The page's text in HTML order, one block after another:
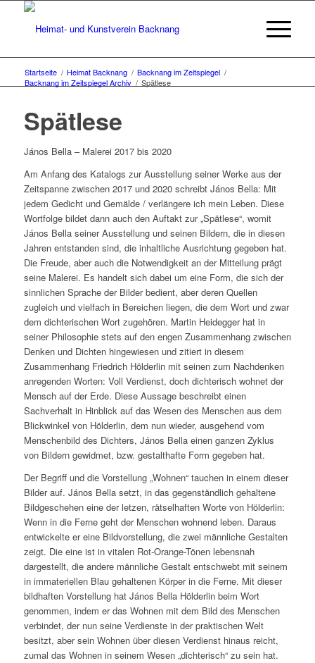
Startseite / Heimat Backnang / Backnang im Zeitspiegel /
Backnang im Zeitspiegel Archiv / Spätlese
Spätlese
János Bella – Malerei 2017 bis 2020
Am Anfang des Katalogs zur Ausstellung seiner Werke aus der
Zeitspanne zwischen 2017 und 2020 schreibt János Bella: Mit
jedem Gedicht und Gemälde / verlängere ich mein Leben. Diese
Wortfolge bildet dann auch den Auftakt zur „Spätlese“, womit
János Bella seiner Ausstellung und seinen Bildern, die in diesen
Jahren entstanden sind, die inhaltliche Ausrichtung gegeben hat.
Die Freude, aber auch die Notwendigkeit an der Mitteilung prägt
seine Malerei. Es handelt sich dabei um eine Form, die sich der
sinnlichen Sprache der Bilder bedient, aber deren Quellen
zugleich und vielfach in Bereichen liegen, die dem Wort und zwar
dem dichterischen Wort zugehören. Martin Heidegger hat in
seiner Philosophie stets auf den engen Zusammenhang zwischen
Denken und Dichten hingewiesen und zitiert in diesem
Zusammenhang Friedrich Hölderlin mit seinen zum Nachdenken
anregenden Worten: Voll Verdienst, doch dichterisch wohnet der
Mensch auf der Erde. Diese Aussage beschreibt einen
Sachverhalt in Hinblick auf das Wesen des Menschen aus dem
Blickwinkel von Hölderlin, dem nun wieder, ausgehend vom
Menschenbild des Dichters, János Bella einen ganzen Zyklus
von Bildern gewidmet, bzw. gestalthafte Form gegeben hat.
Der Begriff und die Vorstellung „Wohnen“ tauchen in einem dieser
Bilder auf. János Bella setzt, in das gegenständlich gehaltene
Bildgeschehen eine der letzen, rätselhaften Worte von Hölderlin:
Wenn in die Ferne geht der Menschen wohnend leben. Daraus
entwickelte er eine Bildvorstellung, die zwei männliche Gestalten
zeigt. Die eine ist in vitalen Rot-Orange-Tönen lebensnah
dargestellt, die andere männliche Gestalt entschwebt mit seinem
in immateriellen Blau gehaltenen Körper in die Ferne. Mit dieser
bildhaften Vorstellung hat János Bella Hölderlin beim Wort
genommen, indem er das Wohnen mit dem Bild des Menschen
verbindet, der nun seine Verdienste in der praktischen Welt
besitzt, aber sein Wohnen über diesen Verdienst hinaus reicht,
zumal das Wohnen in seinem Wesen „dichterisch“ zu sein hat.